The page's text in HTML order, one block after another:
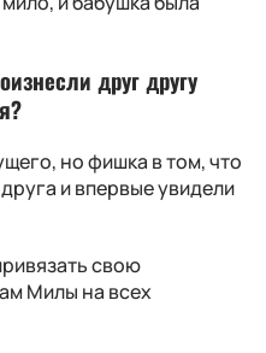
друг другу
но фишка в том, что
и впервые увидели
свою
Милы на всех